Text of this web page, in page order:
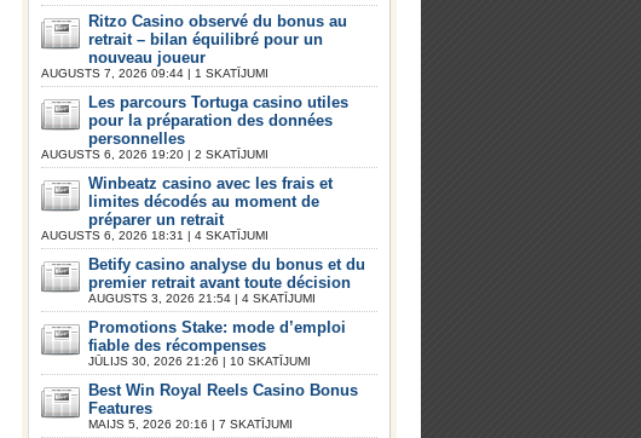
Ritzo Casino observé du bonus au
retrait – bilan équilibré pour un
nouveau joueur
AUGUSTS 7, 2026 09:44 | 1 SKATĪJUMI
Les parcours Tortuga casino utiles
pour la préparation des données
personnelles
AUGUSTS 6, 2026 19:20 | 2 SKATĪJUMI
Winbeatz casino avec les frais et
limites décodés au moment de
préparer un retrait
AUGUSTS 6, 2026 18:31 | 4 SKATĪJUMI
Betify casino analyse du bonus et du
premier retrait avant toute décision
AUGUSTS 3, 2026 21:54 | 4 SKATĪJUMI
Promotions Stake: mode d’emploi
fiable des récompenses
JŪLIJS 30, 2026 21:26 | 10 SKATĪJUMI
Best Win Royal Reels Casino Bonus
Features
MAIJS 5, 2026 20:16 | 7 SKATĪJUMI